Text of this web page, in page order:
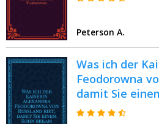
Peterson A.
Was ich der
Feodorowna
damit Sie